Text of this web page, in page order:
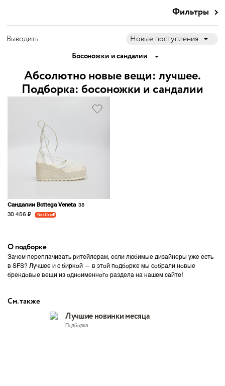
Фильтры
Выводить: Новые поступления
Босоножки и сандалии
Абсолютно новые вещи: лучшее.
Подборка: босоножки и сандалии
Сандалии Bottega Veneta 38
30 456 ₽ Not Used!
О подборке
Зачем переплачивать ритейлерам, если любимые дизайнеры уже есть
в SFS? Лучшее и с биркой — в этой подборке мы собрали новые
брендовые вещи из одноименного раздела на нашем сайте!
См. также
Лучшие новинки месяца
Подборка